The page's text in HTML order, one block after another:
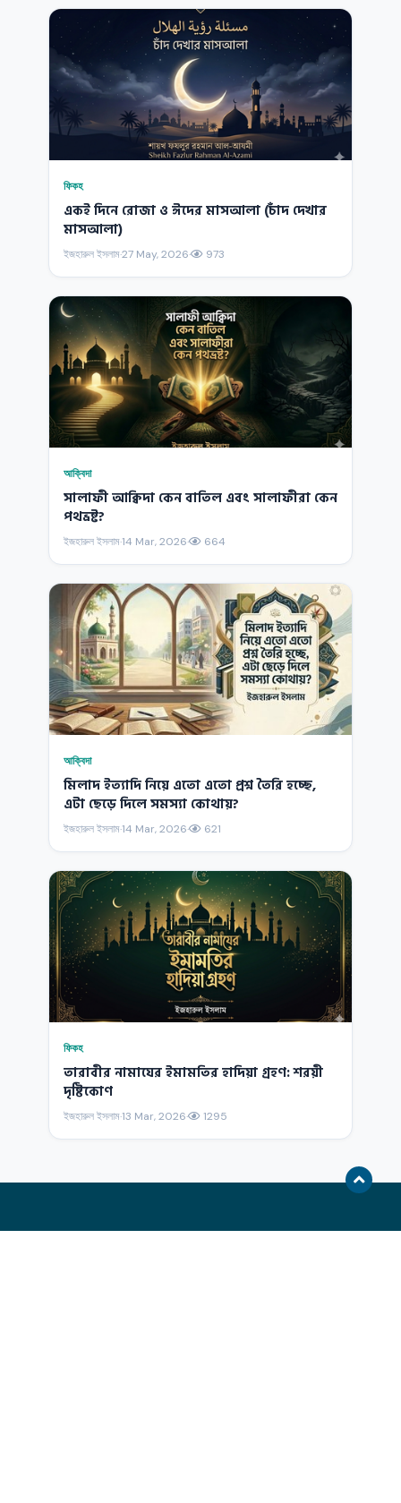
ফিকহ
একই দিনে রোজা ও ঈদের মাসআলা (চাঁদ দেখার
মাসআলা)
ইজহারুল ইসলাম·27 May, 2026· 973
আক্বিদা
সালাফী আক্বিদা কেন বাতিল এবং সালাফীরা কেন
পথভ্রষ্ট?
ইজহারুল ইসলাম·14 Mar, 2026· 664
আক্বিদা
মিলাদ ইত্যাদি নিয়ে এতো এতো প্রশ্ন তৈরি হচ্ছে,
এটা ছেড়ে দিলে সমস্যা কোথায়?
ইজহারুল ইসলাম·14 Mar, 2026· 621
ফিকহ
তারাবীর নামাযের ইমামতির হাদিয়া গ্রহণ: শরয়ী
দৃষ্টিকোণ
ইজহারুল ইসলাম·13 Mar, 2026· 1295
Hasbi Contact
About